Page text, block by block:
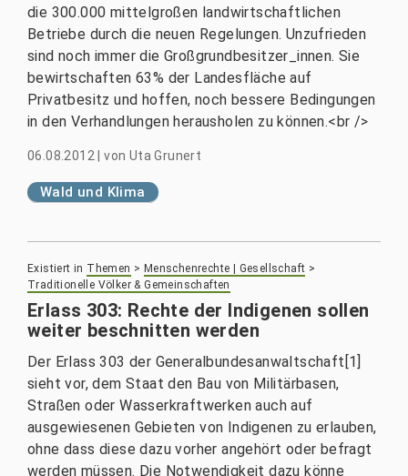
die 300.000 mittelgroßen landwirtschaftlichen
Betriebe durch die neuen Regelungen. Unzufrieden
sind noch immer die Großgrundbesitzer_innen. Sie
bewirtschaften 63% der Landesfläche auf
Privatbesitz und hoffen, noch bessere Bedingungen
in den Verhandlungen herausholen zu können.<br />
06.08.2012 |von Uta Grunert
Wald und Klima
Existiert in Themen > Menschenrechte | Gesellschaft >
Traditionelle Völker & Gemeinschaften
Erlass 303: Rechte der Indigenen sollen
weiter beschnitten werden
Der Erlass 303 der Generalbundesanwaltschaft[1]
sieht vor, dem Staat den Bau von Militärbasen,
Straßen oder Wasserkraftwerken auch auf
ausgewiesenen Gebieten von Indigenen zu erlauben,
ohne dass diese dazu vorher angehört oder befragt
werden müssen. Die Notwendigkeit dazu könne